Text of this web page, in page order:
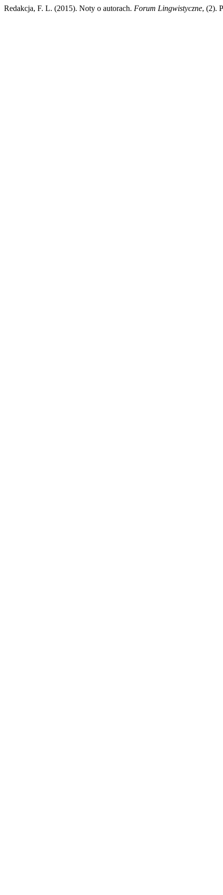
Redakcja, F. L. (2015). Noty o autorach. Forum Lingwistyczne, (2).